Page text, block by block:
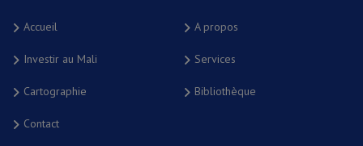
Accueil A propos
Investir au Mali Services
Cartographie Bibliothèque
Contact